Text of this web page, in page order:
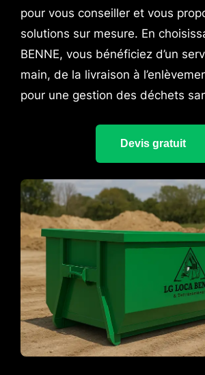
pour vous conseiller et vous
solutions sur mesure. En
BENNE, vous bénéficiez d’un
main, de la livraison à
pour une gestion des déchets
Devis gratuit